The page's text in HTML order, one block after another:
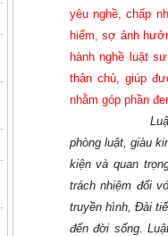
yêu nghề, chấp
hiểm, sợ ảnh
hành nghề luật
thân chủ, giúp
nhằm góp phần
Luật
phòng luật, giàu
kiện và quan
trách nhiệm đối
truyền hình, Đài
đến đời sống.